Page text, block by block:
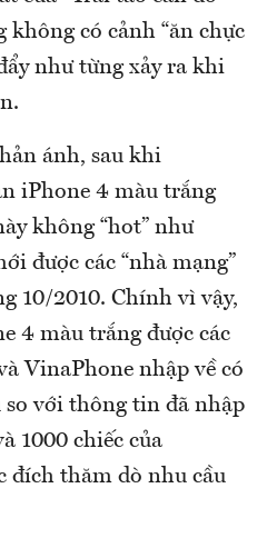
không có cảnh “ăn chực
như từng xảy ra khi
ánh, sau khi
iPhone 4 màu trắng
không “hot” như
được các “nhà mạng”
10/2010. Chính vì vậy,
4 màu trắng được các
VinaPhone nhập về có
với thông tin đã nhập
1000 chiếc của
đích thăm dò nhu cầu